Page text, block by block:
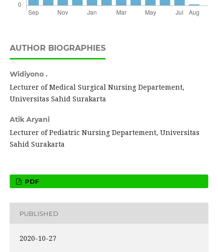
AUTHOR BIOGRAPHIES
Widiyono .
Lecturer of Medical Surgical Nursing Departement,
Universitas Sahid Surakarta
Atik Aryani
Lecturer of Pediatric Nursing Departement, Universitas
Sahid Surakarta
PDF
PUBLISHED
2020-10-27